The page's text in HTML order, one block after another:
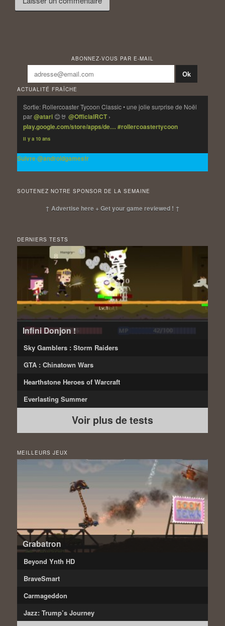
ABONNEZ-VOUS PAR E-MAIL
ACTUALITÉ FRAÎCHE
Sortie: Rollercoaster Tycoon Classic • une jolie surprise de Noël
par@atari 😊🤘@OfficialRCT ›
play.google.com/store/apps/de… #rollercoastertycoon
Il y a 10 ans
Suivre @androidgamesfr
SOUTENEZ NOTRE SPONSOR DE LA SEMAINE
↑ Advertise here + Get your game reviewed ! ↑
DERNIERS TESTS
Infini Donjon !
Sky Gamblers : Storm Raiders
GTA : Chinatown Wars
Hearthstone Heroes of Warcraft
Everlasting Summer
Voir plus de tests
MEILLEURS JEUX
Grabatron
Beyond Ynth HD
BraveSmart
Carmageddon
Jazz: Trump’s Journey